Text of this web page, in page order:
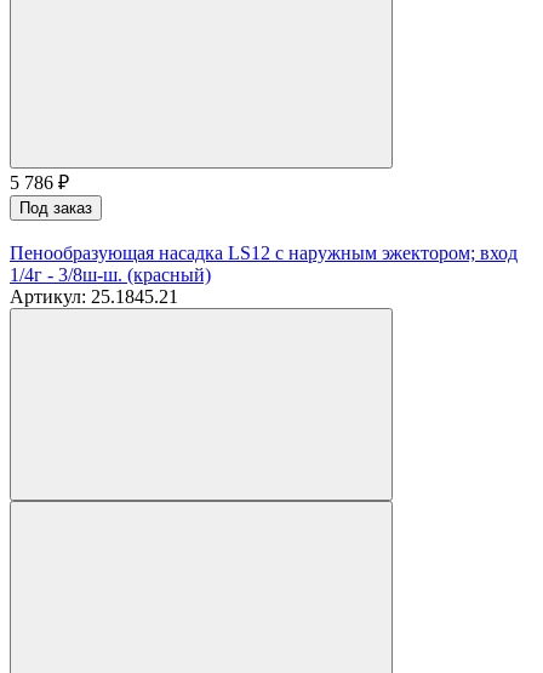
5 786 ₽
Под заказ
Пенообразующая насадка LS12 с наружным эжектором; вход
1/4г - 3/8ш-ш. (красный)
Артикул: 25.1845.21